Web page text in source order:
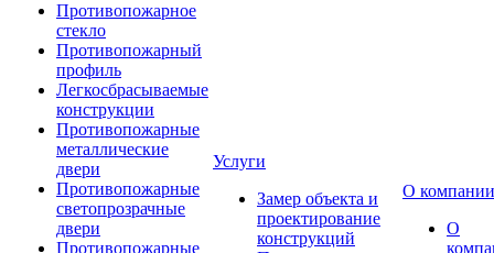
Противопожарное
стекло
Противопожарный
профиль
Легкосбрасываемые
конструкции
Противопожарные
металлические
двери
Противопожарные
светопрозрачные
двери
Противопожарные
Услуги
Замер объекта и
проектирование
конструкций
О компании
О